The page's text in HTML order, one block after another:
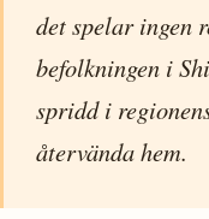
det spelar ingen
befolkningen i
spridd i
återvända hem.